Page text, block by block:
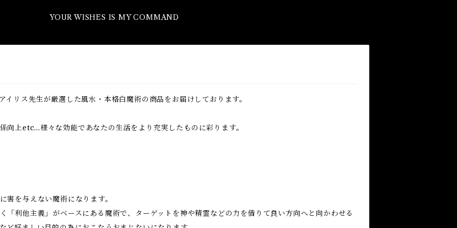
YOUR WISHES IS MY COMMAND
イリス先生が厳選した風水・本格白魔術の商品をお届けしております。
向上etc...様々な効能であなたの生活をより充実したものに彩ります。
害を与えない魔術になります。
「利他主義」がベースにある魔術で、ターゲットを神や精霊などの力を借りて良い方向へと向かわせる